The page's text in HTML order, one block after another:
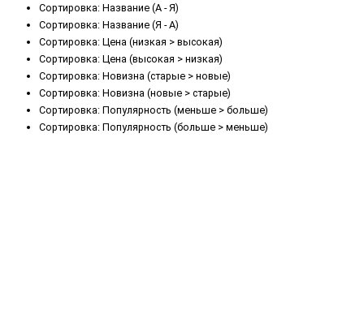
Сортировка: Название (А - Я)
Сортировка: Название (Я - А)
Сортировка: Цена (низкая > высокая)
Сортировка: Цена (высокая > низкая)
Сортировка: Новизна (старые > новые)
Сортировка: Новизна (новые > старые)
Сортировка: Популярность (меньше > больше)
Сортировка: Популярность (больше > меньше)